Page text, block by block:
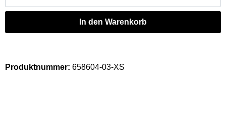
In den Warenkorb
Produktnummer: 658604-03-XS